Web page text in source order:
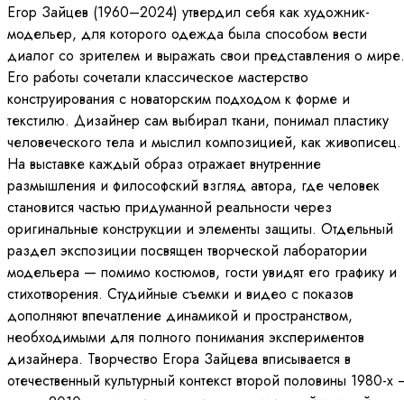
Егор Зайцев (1960–2024) утвердил себя как художник-
модельер, для которого одежда была способом вести
диалог со зрителем и выражать свои представления о мире.
Его работы сочетали классическое мастерство
конструирования с новаторским подходом к форме и
текстилю. Дизайнер сам выбирал ткани, понимал пластику
человеческого тела и мыслил композицией, как живописец.
На выставке каждый образ отражает внутренние
размышления и философский взгляд автора, где человек
становится частью придуманной реальности через
оригинальные конструкции и элементы защиты. Отдельный
раздел экспозиции посвящен творческой лаборатории
модельера — помимо костюмов, гости увидят его графику и
стихотворения. Студийные съемки и видео с показов
дополняют впечатление динамикой и пространством,
необходимыми для полного понимания экспериментов
дизайнера. Творчество Егора Зайцева вписывается в
отечественный культурный контекст второй половины 1980-х